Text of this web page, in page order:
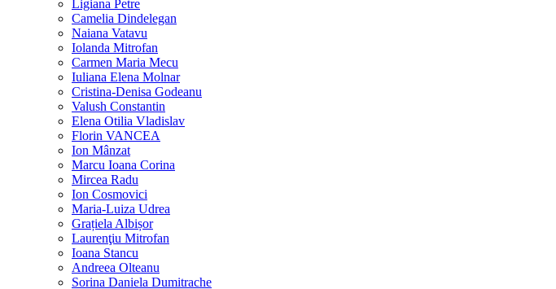
Ligiana Petre
Camelia Dindelegan
Naiana Vatavu
Iolanda Mitrofan
Carmen Maria Mecu
Iuliana Elena Molnar
Cristina-Denisa Godeanu
Valush Constantin
Elena Otilia Vladislav
Florin VANCEA
Ion Mânzat
Marcu Ioana Corina
Mircea Radu
Ion Cosmovici
Maria-Luiza Udrea
Grațiela Albișor
Laurenţiu Mitrofan
Ioana Stancu
Andreea Olteanu
Sorina Daniela Dumitrache